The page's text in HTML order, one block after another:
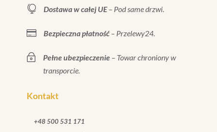
 Dostawa w całej UE– Pod same drzwi.
 Bezpieczna płatność– Przelewy24.
~ Pełne ubezpieczenie– Towar chroniony w
transporcie.
Kontakt
+48 500 531 171